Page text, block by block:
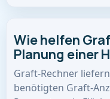
Wie helfen
Planung einer
Graft-Rechner
benötigten Graft-